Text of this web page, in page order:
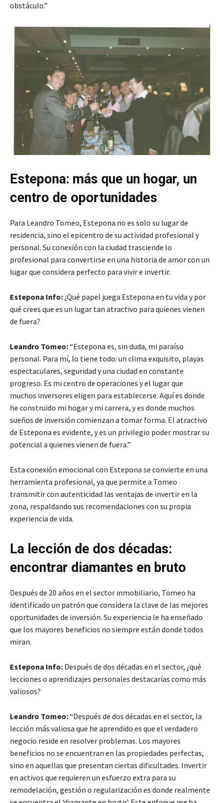
obstáculo.”
Estepona: más que un hogar, un
centro de oportunidades
Para Leandro Tomeo, Estepona no es solo su lugar de
residencia, sino el epicentro de su actividad profesional y
personal. Su conexión con la ciudad trasciende lo
profesional para convertirse en una historia de amor con un
lugar que considera perfecto para vivir e invertir.
Estepona Info: ¿Qué papel juega Estepona en tu vida y por
qué crees que es un lugar tan atractivo para quienes vienen
de fuera?
Leandro Tomeo:“Estepona es, sin duda, mi paraíso
personal. Para mí, lo tiene todo: un clima exquisito, playas
espectaculares, seguridad y una ciudad en constante
progreso. Es mi centro de operaciones y el lugar que
muchos inversores eligen para establecerse. Aquí es donde
he construido mi hogar y mi carrera, y es donde muchos
sueños de inversión comienzan a tomar forma. El atractivo
de Estepona es evidente, y es un privilegio poder mostrar su
potencial a quienes vienen de fuera.”
Esta conexión emocional con Estepona se convierte en una
herramienta profesional, ya que permite a Tomeo
transmitir con autenticidad las ventajas de invertir en la
zona, respaldando sus recomendaciones con su propia
experiencia de vida.
La lección de dos décadas:
encontrar diamantes en bruto
Después de 20 años en el sector inmobiliario, Tomeo ha
identificado un patrón que considera la clave de las mejores
oportunidades de inversión. Su experiencia le ha enseñado
que los mayores beneficios no siempre están donde todos
miran.
Estepona Info: Después de dos décadas en el sector, ¿qué
lecciones o aprendizajes personales destacarías como más
valiosos?
Leandro Tomeo:“Después de dos décadas en el sector, la
lección más valiosa que he aprendido es que el verdadero
negocio reside en resolver problemas. Los mayores
beneficios no se encuentran en las propiedades perfectas,
sino en aquellas que presentan ciertas dificultades. Invertir
en activos que requieren un esfuerzo extra para su
remodelación, gestión o regularización es donde realmente